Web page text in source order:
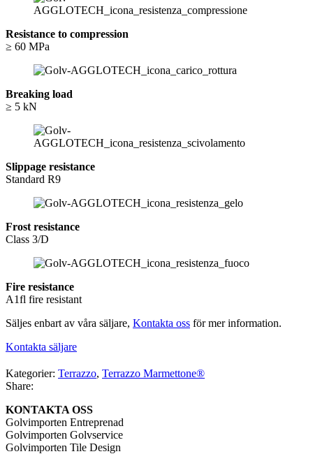
Resistance to compression
≥ 60 MPa
Breaking load
≥ 5 kN
Slippage resistance
Standard R9
Frost resistance
Class 3/D
Fire resistance
A1fl fire resistant
Säljes enbart av våra säljare, Kontakta oss för mer information.
Kontakta säljare
Kategorier: Terrazzo, Terrazzo Marmettone®
Share:
KONTAKTA OSS
Golvimporten Entreprenad
Golvimporten Golvservice
Golvimporten Tile Design